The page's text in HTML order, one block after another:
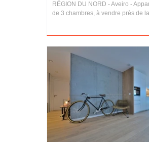
RÉGION DU NORD - Aveiro -
de 3 chambres, à vendre près de